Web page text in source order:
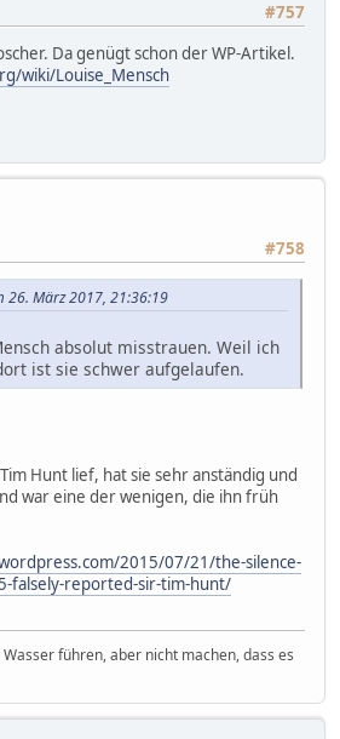
#757
Da genügt schon der WP-Artikel.
wiki/Louise_Mensch
#758
26. März 2017, 21:36:19
absolut misstrauen. Weil ich
ist sie schwer aufgelaufen.
Hunt lief, hat sie sehr anständig und
war eine der wenigen, die ihn früh
2015/07/21/the-silence-
falsely-reported-sir-tim-hunt/
führen, aber nicht machen, dass es